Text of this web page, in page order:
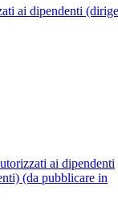
ai dipendenti
ai dipendenti
(da pubblicare in